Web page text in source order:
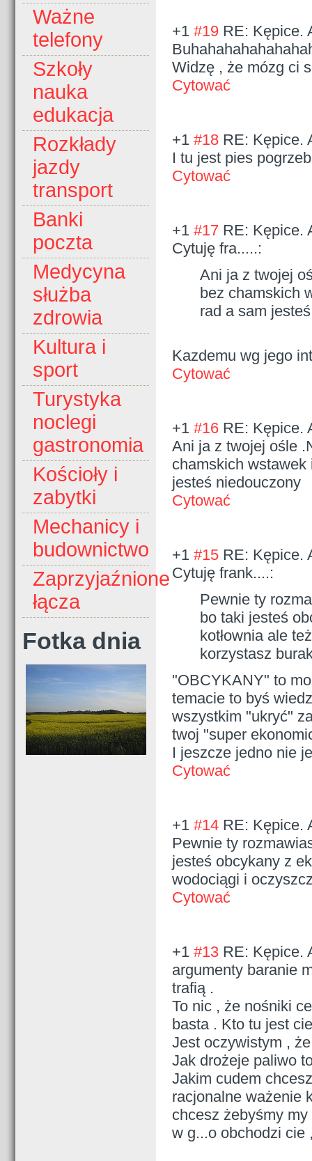
Ważne
telefony
Szkoły
nauka
edukacja
Rozkłady
jazdy
transport
Banki
poczta
Medycyna
służba
zdrowia
Kultura i
sport
Turystyka
noclegi
gastronomia
Kościoły i
zabytki
Mechanicy i
budownictwo
Zaprzyjaźnione
łącza
Fotka dnia
+1 #19 RE: Kępice.
Buhahahahahahah
Widzę , że mózg ci
Cytować
+1 #18 RE: Kępice.
I tu jest pies
Cytować
+1 #17 RE: Kępice.
Cytuję fra.....:
Ani ja z twojej
bez chamskich
rad a sam
Kazdemu wg jego
Cytować
+1 #16 RE: Kępice.
Ani ja z twojej ośle
chamskich
jesteś niedouczony
Cytować
+1 #15 RE: Kępice.
Cytuję frank....:
Pewnie ty
bo taki jesteś
kotłownia ale
korzystasz
"OBCYKANY" to
temacie to byś
wszystkim "ukryć"
twoj "super
I jeszcze jedno nie
Cytować
+1 #14 RE: Kępice.
Pewnie ty
jesteś obcykany z
wodociągi i
Cytować
+1 #13 RE: Kępice.
argumenty baranie
trafią .
To nic , że nośniki
basta . Kto tu jest
Jest oczywistym ,
Jak drożeje paliwo
Jakim cudem
racjonalne ważenie
chcesz żebyśmy my
w g...o obchodzi cie